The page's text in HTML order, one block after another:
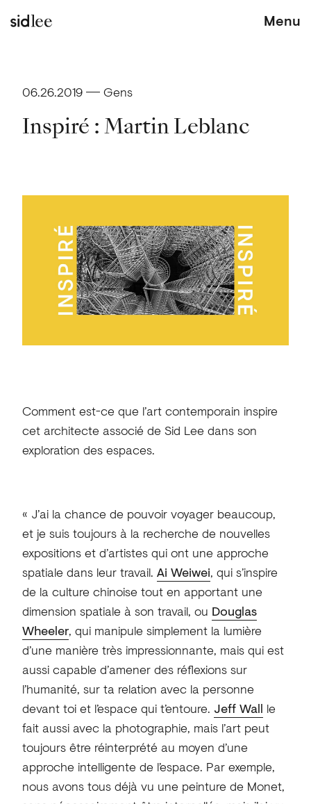
Menu
06.26.2019 Gens
Inspiré : Martin Leblanc
Comment est-ce que l’art contemporain inspire
cet architecte associé de Sid Lee dans son
exploration des espaces.
« J’ai la chance de pouvoir voyager beaucoup,
et je suis toujours à la recherche de nouvelles
expositions et d’artistes qui ont une approche
spatiale dans leur travail. Ai Weiwei, qui s’inspire
de la culture chinoise tout en apportant une
dimension spatiale à son travail, ou Douglas
Wheeler, qui manipule simplement la lumière
d’une manière très impressionnante, mais qui est
aussi capable d’amener des réflexions sur
l’humanité, sur ta relation avec la personne
devant toi et l’espace qui t’entoure. Jeff Wall le
fait aussi avec la photographie, mais l’art peut
toujours être réinterprété au moyen d’une
approche intelligente de l’espace. Par exemple,
nous avons tous déjà vu une peinture de Monet,